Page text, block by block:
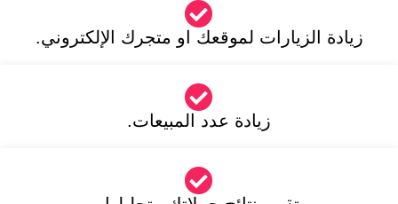
زيادة الزيارات لموقعك او متجرك الإلكتروني.
زيادة عدد المبيعات.